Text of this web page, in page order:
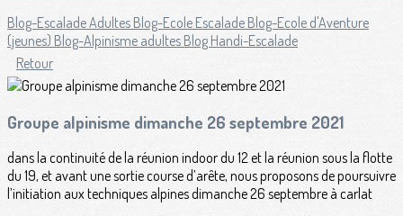
Blog-Escalade Adultes Blog-Ecole Escalade Blog-Ecole d'Aventure
(jeunes) Blog-Alpinisme adultes Blog Handi-Escalade
Retour
Groupe alpinisme dimanche 26 septembre 2021
dans la continuité de la réunion indoor du 12 et la réunion sous la flotte
du 19, et avant une sortie course d’arête, nous proposons de poursuivre
l’initiation aux techniques alpines dimanche 26 septembre à carlat